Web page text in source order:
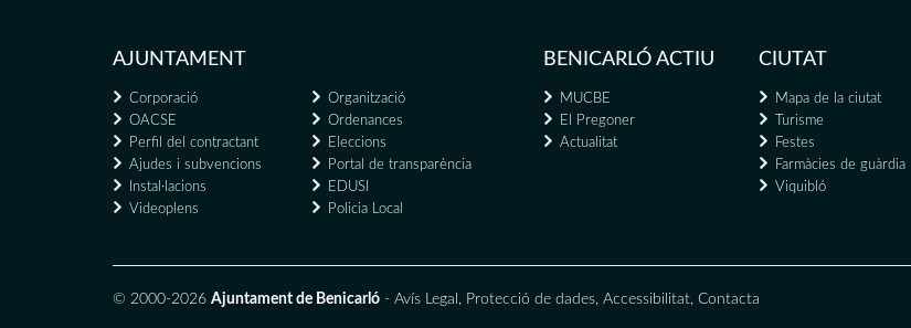
AJUNTAMENT
Corporació
Organització
OACSE
Ordenances
Perfil del contractant
Eleccions
Ajudes i subvencions
Portal de transparència
Instal·lacions
EDUSI
Videoplens
Policia Local
BENICARLÓ ACTIU
MUCBE
El Pregoner
Actualitat
CIUTAT
Mapa de la ciutat
Turisme
Festes
Farmàcies de guàrdia
Viquibló
© 2000-2026 Ajuntament de Benicarló - Avís Legal , Protecció de dades, Accessibilitat, Contacta